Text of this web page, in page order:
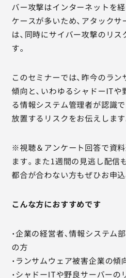
※その他のご連絡は
バー攻撃はインターネットを
ケースが多いため、アタック
は、同時にサイバー攻撃のリ
す。
このセミナーでは、昨今のラ
傾向と、いわゆるシャドーIT
る情報システム管理者が認識
放置するリスクをお伝えします
※視聴＆アンケート回答で資
ます。また1週間の見逃し配信
都合が合わない方もぜひお申込
こんな方におすすめです
・企業の経営者、情報システム
の方
・ランサムウェア被害企業の傾
・シャドーITや野良サーバーの